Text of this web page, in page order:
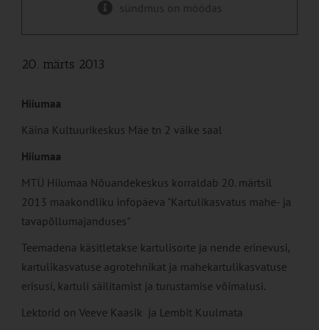
sündmus on möödas
20. märts 2013
Hiiumaa
Käina Kultuurikeskus Mäe tn 2 väike saal
Hiiumaa
MTÜ Hiiumaa Nõuandekeskus korraldab 20. märtsil
2013 maakondliku infopäeva "Kartulikasvatus mahe- ja
tavapõllumajanduses"
Teemadena käsitletakse kartulisorte ja nende erinevusi,
kartulikasvatuse agrotehnikat ja mahekartulikasvatuse
erisusi, kartuli säilitamist ja turustamise võimalusi.
Lektorid on Veeve Kaasik ja Lembit Kuulmata